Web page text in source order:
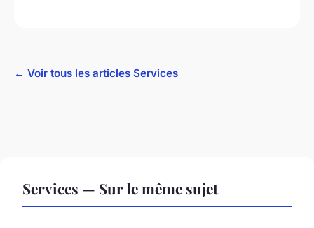
← Voir tous les articles Services
Services — Sur le même sujet